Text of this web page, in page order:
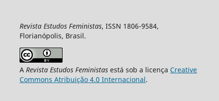
Revista Estudos Feministas, ISSN 1806-9584,
Florianópolis, Brasil.
A Revista Estudos Feministasestá sob a licença Creative
Commons Atribuição 4.0 Internacional.